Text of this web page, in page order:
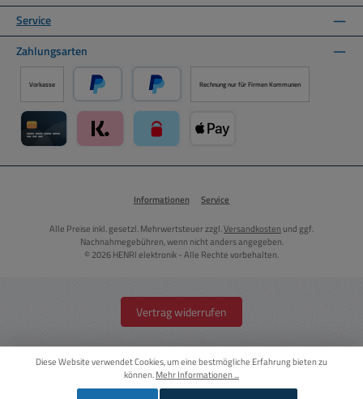
Service
Zahlungsarten
Vorkasse
PayPal Später Bezahlen über PayPal
Rechnung nur für Firmen Kommunen
Informationen Service
Alle Preise inkl. gesetzl. Mehrwertsteuer zzgl.Versandkosten und ggf.
Nachnahmegebühren, wenn nicht anders angegeben.
© 2026 HENRI elektronik - Alle Rechte vorbehalten.
Vertrag widerrufen
Diese Website verwendet Cookies, um eine bestmögliche Erfahrung bieten zu
können.Mehr Informationen ...